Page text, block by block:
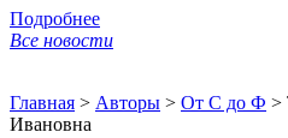
Подробнее
Все новости
Главная > Авторы > От С до Ф >
Ивановна